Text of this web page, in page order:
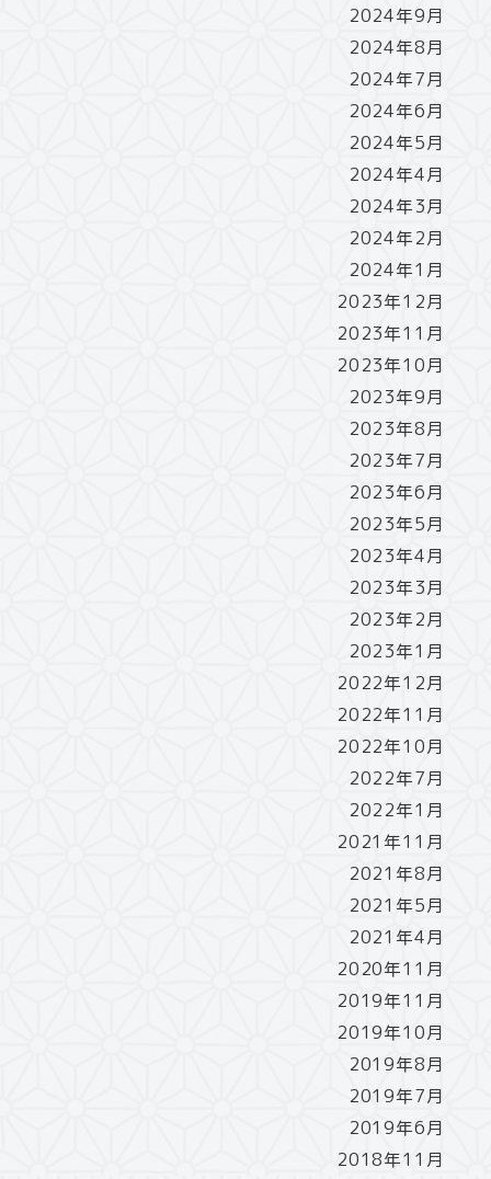
2024年9月
2024年8月
2024年7月
2024年6月
2024年5月
2024年4月
2024年3月
2024年2月
2024年1月
2023年12月
2023年11月
2023年10月
2023年9月
2023年8月
2023年7月
2023年6月
2023年5月
2023年4月
2023年3月
2023年2月
2023年1月
2022年12月
2022年11月
2022年10月
2022年7月
2022年1月
2021年11月
2021年8月
2021年5月
2021年4月
2020年11月
2019年11月
2019年10月
2019年8月
2019年7月
2019年6月
2018年11月